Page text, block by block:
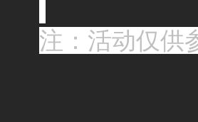
注：活动仅供